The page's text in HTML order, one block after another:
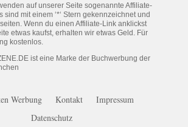
auf unserer Seite sogenannte Affiliate-
sind mit einem ‘*‘ Stern gekennzeichnet und
Wenn du einen Affiliate-Link anklickst
etwas kaufst, erhalten wir etwas Geld. Für
kostenlos.
ist eine Marke der Buchwerbung der
Werbung Kontakt
Impressum
Datenschutz